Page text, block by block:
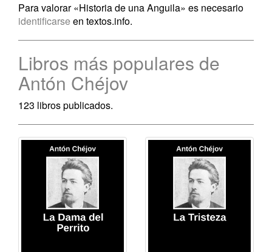
Para valorar «Historia de una Anguila» es necesario
identificarse en textos.info.
Libros más populares de
Antón Chéjov
123 libros publicados.